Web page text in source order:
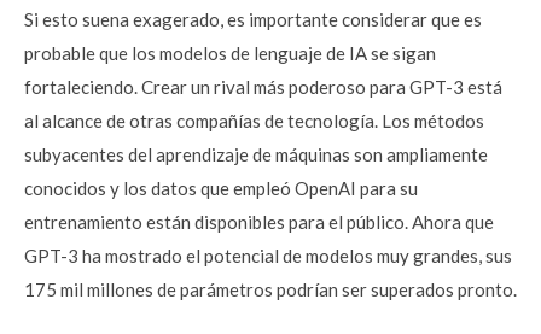
Si esto suena exagerado, es importante considerar que es
probable que los modelos de lenguaje de IA se sigan
fortaleciendo. Crear un rival más poderoso para GPT-3 está
al alcance de otras compañías de tecnología. Los métodos
subyacentes del aprendizaje de máquinas son ampliamente
conocidos y los datos que empleó OpenAI para su
entrenamiento están disponibles para el público. Ahora que
GPT-3 ha mostrado el potencial de modelos muy grandes, sus
175 mil millones de parámetros podrían ser superados pronto.